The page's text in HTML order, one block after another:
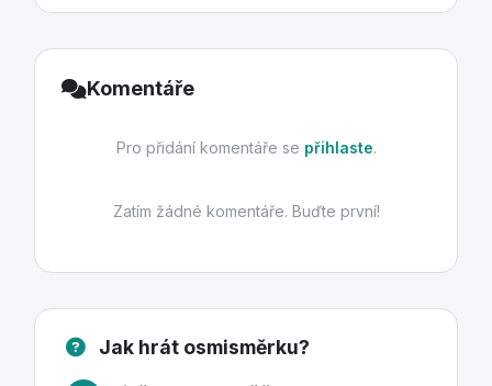
Komentáře
Pro přidání komentáře se přihlaste.
Zatím žádné komentáře. Buďte první!
Jak hrát osmisměrku?